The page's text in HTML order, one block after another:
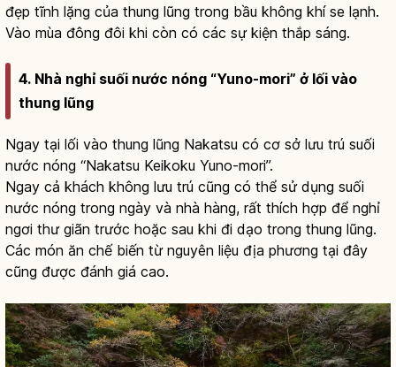
đẹp tĩnh lặng của thung lũng trong bầu không khí se lạnh.
Vào mùa đông đôi khi còn có các sự kiện thắp sáng.
4. Nhà nghỉ suối nước nóng “Yuno-mori” ở lối vào
thung lũng
Ngay tại lối vào thung lũng Nakatsu có cơ sở lưu trú suối
nước nóng “Nakatsu Keikoku Yuno-mori”.
Ngay cả khách không lưu trú cũng có thể sử dụng suối
nước nóng trong ngày và nhà hàng, rất thích hợp để nghỉ
ngơi thư giãn trước hoặc sau khi đi dạo trong thung lũng.
Các món ăn chế biến từ nguyên liệu địa phương tại đây
cũng được đánh giá cao.